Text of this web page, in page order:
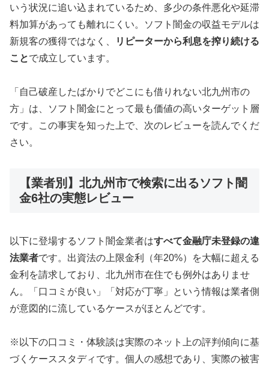
いう状況に追い込まれているため、多少の条件悪化や延滞
料加算があっても離れにくい。ソフト闇金の収益モデルは
新規客の獲得ではなく、
リピーターから利息を搾り続ける
ことで成立しています。
「自己破産したばかりでどこにも借りれない北九州市の
方」は、ソフト闇金にとって最も価値の高いターゲット層
です。この事実を知った上で、次のレビューを読んでくだ
さい。
【業者別】北九州市で検索に出るソフト闇
金6社の実態レビュー
以下に登場するソフト闇金業者はすべて金融庁未登録の違
法業者です。出資法の上限金利（年20%）を大幅に超える
金利を請求しており、北九州市在住でも例外はありませ
ん。「口コミが良い」「対応が丁寧」という情報は業者側
が意図的に流しているケースがほとんどです。
※以下の口コミ・体験談は実際のネット上の評判傾向に基
づくケーススタディです。個人の感想であり、実際の被害